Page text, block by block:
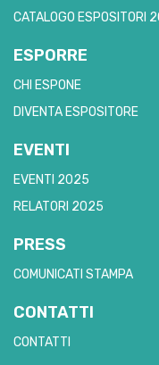
CATALOGO ESPOSITORI
ESPORRE
CHI ESPONE
DIVENTA ESPOSITORE
EVENTI
EVENTI 2025
RELATORI 2025
PRESS
COMUNICATI STAMPA
CONTATTI
CONTATTI